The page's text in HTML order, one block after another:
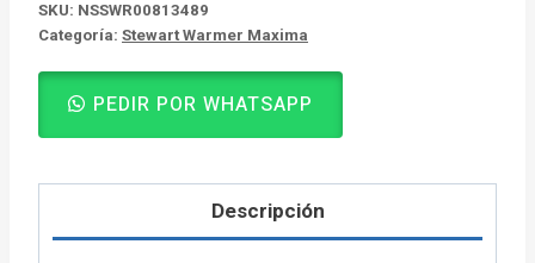
SKU: NSSWR00813489
Categoría: Stewart Warmer Maxima
PEDIR POR WHATSAPP
Descripción